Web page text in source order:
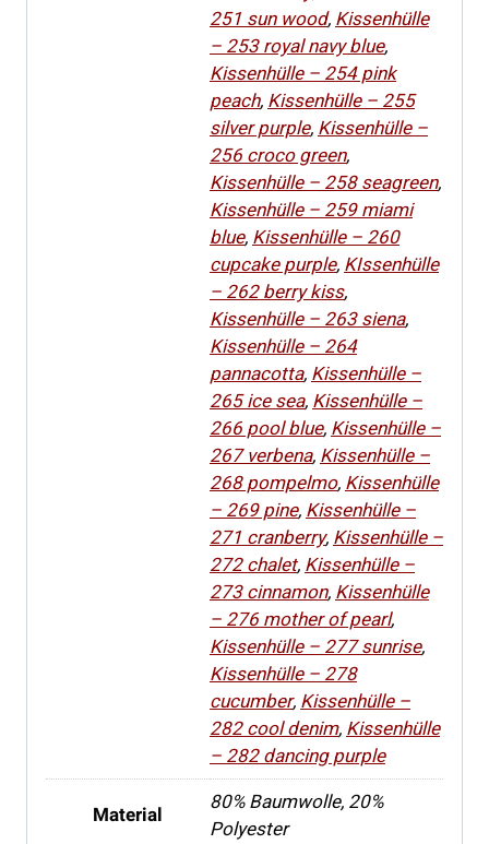
251 sun wood, Kissenhülle
– 253 royal navy blue,
Kissenhülle – 254 pink
peach, Kissenhülle – 255
silver purple, Kissenhülle –
256 croco green,
Kissenhülle – 258 seagreen,
Kissenhülle – 259 miami
blue, Kissenhülle – 260
cupcake purple, KIssenhülle
– 262 berry kiss,
Kissenhülle – 263 siena,
Kissenhülle – 264
pannacotta, Kissenhülle –
265 ice sea, Kissenhülle –
266 pool blue, Kissenhülle –
267 verbena, Kissenhülle –
268 pompelmo, Kissenhülle
– 269 pine, Kissenhülle –
271 cranberry, Kissenhülle –
272 chalet, Kissenhülle –
273 cinnamon, Kissenhülle
– 276 mother of pearl,
Kissenhülle – 277 sunrise,
Kissenhülle – 278
cucumber, Kissenhülle –
282 cool denim, Kissenhülle
– 282 dancing purple
Material
80% Baumwolle, 20%
Polyester